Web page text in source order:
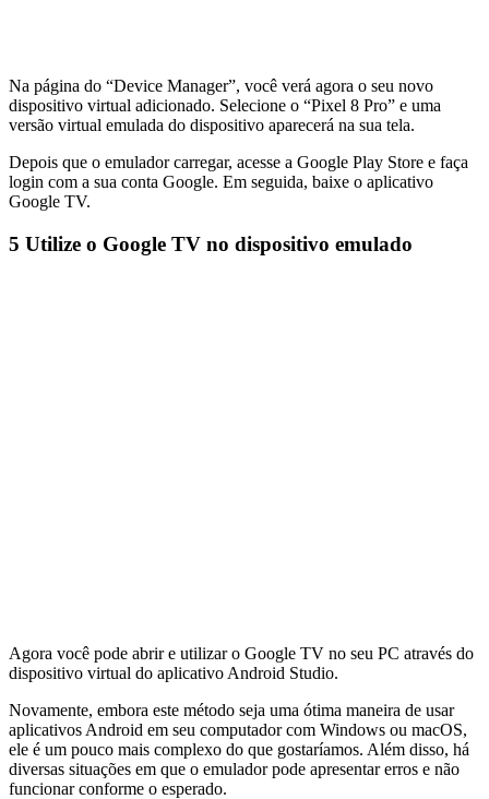
Na página do “Device Manager”, você verá agora o seu novo
dispositivo virtual adicionado. Selecione o “Pixel 8 Pro” e uma
versão virtual emulada do dispositivo aparecerá na sua tela.
Depois que o emulador carregar, acesse a Google Play Store e faça
login com a sua conta Google. Em seguida, baixe o aplicativo
Google TV.
5 Utilize o Google TV no dispositivo emulado
Agora você pode abrir e utilizar o Google TV no seu PC através do
dispositivo virtual do aplicativo Android Studio.
Novamente, embora este método seja uma ótima maneira de usar
aplicativos Android em seu computador com Windows ou macOS,
ele é um pouco mais complexo do que gostaríamos. Além disso, há
diversas situações em que o emulador pode apresentar erros e não
funcionar conforme o esperado.